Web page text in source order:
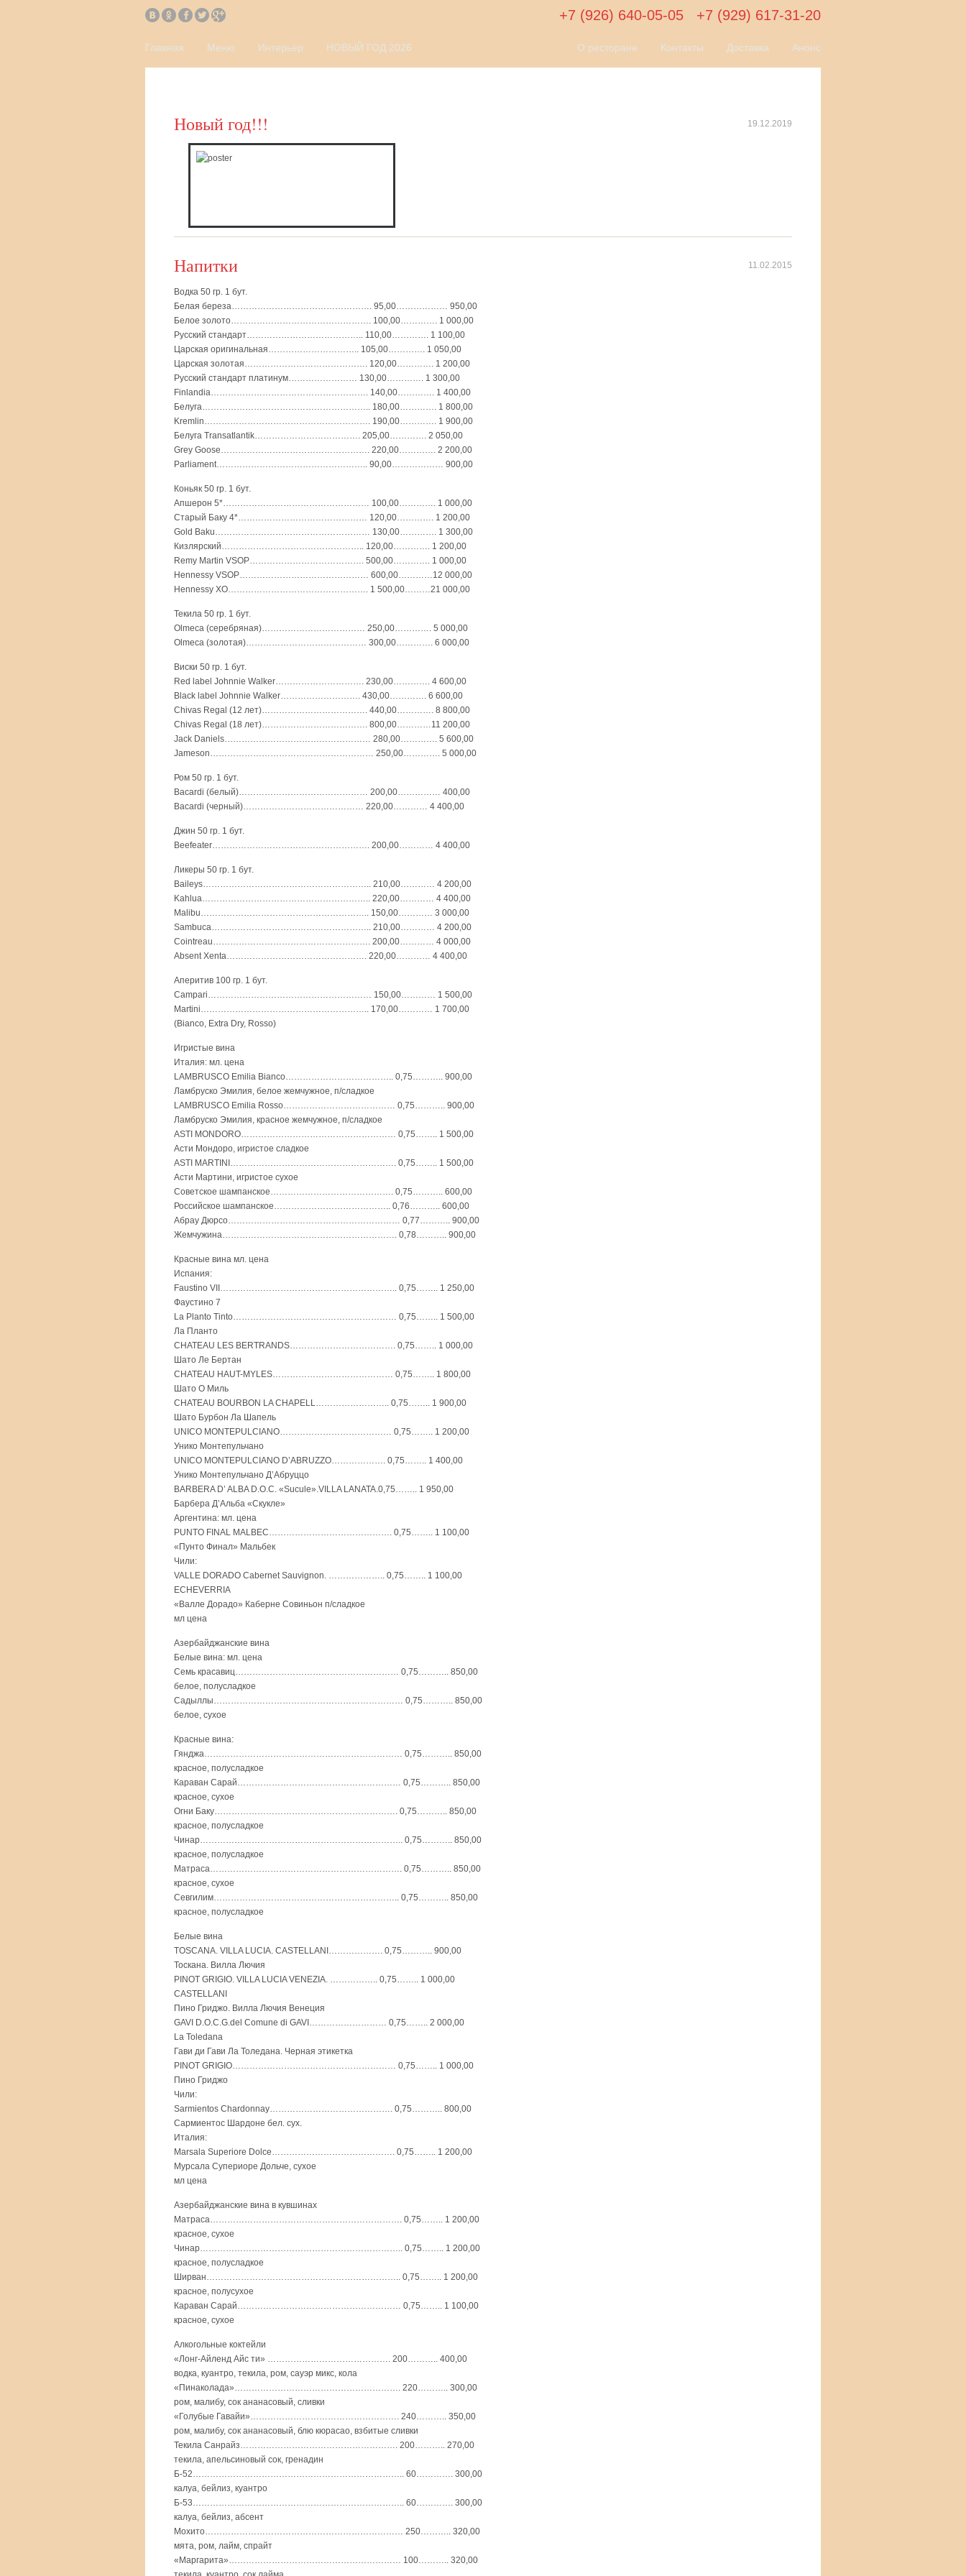
Главная Меню Интерьер НОВЫЙ ГОД 2026 Анонс
Доставка
Контакты
О ресторане
+7 (926) 640-05-05 +7 (929) 617-31-20
Новый год!!! 19.12.2019
Напитки 11.02.2015
Водка 50 гр. 1 бут.
Белая береза…………………………………………. 95,00……………… 950,00
Белое золото…………………………………………. 100,00…………. 1 000,00
Русский стандарт………………………………….. 110,00…………. 1 100,00
Царская оригинальная………………………….. 105,00…………. 1 050,00
Царская золотая……………………………………. 120,00…………. 1 200,00
Русский стандарт платинум…………………… 130,00…………. 1 300,00
Finlandia………………………………………………. 140,00…………. 1 400,00
Белуга………………………………………………….. 180,00…………. 1 800,00
Kremlin…………………………………………………. 190,00…………. 1 900,00
Белуга Transatlantik………………………………. 205,00…………. 2 050,00
Grey Goose……………………………………………. 220,00…………. 2 200,00
Parliament…………………………………………….. 90,00……………… 900,00
Коньяк 50 гр. 1 бут.
Апшерон 5*…………………………………………… 100,00…………. 1 000,00
Старый Баку 4*……………………………………… 120,00…………. 1 200,00
Gold Baku……………………………………………… 130,00…………. 1 300,00
Кизлярский………………………………………….. 120,00…………. 1 200,00
Remy Martin VSOP…………………………………. 500,00…………. 1 000,00
Hennessy VSOP……………………………………… 600,00…………12 000,00
Hennessy XO…………………………………………. 1 500,00………21 000,00
Текила 50 гр. 1 бут.
Olmeca (серебряная)……………………………… 250,00…………. 5 000,00
Olmeca (золотая)…………………………………… 300,00…………. 6 000,00
Виски 50 гр. 1 бут.
Red label Johnnie Walker…………………………. 230,00…………. 4 600,00
Black label Johnnie Walker………………………. 430,00…………. 6 600,00
Chivas Regal (12 лет)………………………………. 440,00…………. 8 800,00
Chivas Regal (18 лет)………………………………. 800,00…………11 200,00
Jack Daniels…………………………………………… 280,00…………. 5 600,00
Jameson………………………………………………… 250,00…………. 5 000,00
Ром 50 гр. 1 бут.
Bacardi (белый)……………………………………… 200,00…………… 400,00
Bacardi (черный)…………………………………… 220,00………… 4 400,00
Джин 50 гр. 1 бут.
Beefeater………………………………………………. 200,00………… 4 400,00
Ликеры 50 гр. 1 бут.
Baileys………………………………………………….. 210,00………… 4 200,00
Kahlua………………………………………………….. 220,00………… 4 400,00
Malibu………………………………………………….. 150,00………… 3 000,00
Sambuca……………………………………………….. 210,00………… 4 200,00
Cointreau………………………………………………. 200,00………… 4 000,00
Absent Xenta…………………………………………. 220,00………… 4 400,00
Аперитив 100 гр. 1 бут.
Campari………………………………………………… 150,00………… 1 500,00
Martini………………………………………………….. 170,00………… 1 700,00
(Bianco, Extra Dry, Rosso)
Игристые вина
Италия: мл. цена
LAMBRUSCO Emilia Bianco……………………………….. 0,75……….. 900,00
Ламбруско Эмилия, белое жемчужное, п/сладкое
LAMBRUSCO Emilia Rosso………………………………… 0,75……….. 900,00
Ламбруско Эмилия, красное жемчужное, п/сладкое
ASTI MONDORO……………………………………………… 0,75…….. 1 500,00
Асти Мондоро, игристое сладкое
ASTI MARTINI…………………………………………………. 0,75…….. 1 500,00
Асти Мартини, игристое сухое
Советское шампанское……………………………………. 0,75……….. 600,00
Российское шампанское………………………………….. 0,76……….. 600,00
Абрау Дюрсо…………………………………………………… 0,77……….. 900,00
Жемчужина……………………………………………………. 0,78……….. 900,00
Красные вина мл. цена
Испания:
Faustino VII…………………………………………………….. 0,75…….. 1 250,00
Фаустино 7
La Planto Tinto………………………………………………… 0,75…….. 1 500,00
Ла Планто
CHATEAU LES BERTRANDS………………………………. 0,75…….. 1 000,00
Шато Ле Бертан
CHATEAU HAUT-MYLES…………………………………… 0,75…….. 1 800,00
Шато О Миль
CHATEAU BOURBON LA CHAPELL…………………….. 0,75…….. 1 900,00
Шато Бурбон Ла Шапель
UNICO MONTEPULCIANO………………………………… 0,75…….. 1 200,00
Унико Монтепульчано
UNICO MONTEPULCIANO D’ABRUZZO………………. 0,75…….. 1 400,00
Унико Монтепульчано Д’Абруццо
BARBERA D’ ALBA D.O.C. «Sucule».VILLA LANATA.0,75…….. 1 950,00
Барбера Д’Альба «Скукле»
Аргентина: мл. цена
PUNTO FINAL MALBEC……………………………………. 0,75…….. 1 100,00
«Пунто Финал» Мальбек
Чили:
VALLE DORADO Cabernet Sauvignon. ……………….. 0,75…….. 1 100,00
ECHEVERRIA
«Валле Дорадо» Каберне Совиньон п/сладкое
мл цена
Азербайджанские вина
Белые вина: мл. цена
Семь красавиц………………………………………………… 0,75……….. 850,00
белое, полусладкое
Садыллы………………………………………………………… 0,75……….. 850,00
белое, сухое
Красные вина:
Гянджа…………………………………………………………… 0,75……….. 850,00
красное, полусладкое
Караван Сарай………………………………………………… 0,75……….. 850,00
красное, сухое
Огни Баку………………………………………………………. 0,75……….. 850,00
красное, полусладкое
Чинар…………………………………………………………….. 0,75……….. 850,00
красное, полусладкое
Матраса…………………………………………………………. 0,75……….. 850,00
красное, сухое
Севгилим……………………………………………………….. 0,75……….. 850,00
красное, полусладкое
Белые вина
TOSCANA. VILLA LUCIA. CASTELLANI………………. 0,75……….. 900,00
Тоскана. Вилла Лючия
PINOT GRIGIO. VILLA LUCIA VENEZIA. …………….. 0,75…….. 1 000,00
CASTELLANI
Пино Гриджо. Вилла Лючия Венеция
GAVI D.O.C.G.del Comune di GAVI……………………… 0,75…….. 2 000,00
La Toledana
Гави ди Гави Ла Толедана. Черная этикетка
PINOT GRIGIO………………………………………………… 0,75…….. 1 000,00
Пино Гриджо
Чили:
Sarmientos Chardonnay……………………………………. 0,75……….. 800,00
Сармиентос Шардоне бел. сух.
Италия:
Marsala Superiore Dolce……………………………………. 0,75…….. 1 200,00
Мурсала Супериоре Дольче, сухое
мл цена
Азербайджанские вина в кувшинах
Матраса…………………………………………………………. 0,75…….. 1 200,00
красное, сухое
Чинар…………………………………………………………….. 0,75…….. 1 200,00
красное, полусладкое
Ширван………………………………………………………….. 0,75…….. 1 200,00
красное, полусухое
Караван Сарай………………………………………………… 0,75…….. 1 100,00
красное, сухое
Алкогольные коктейли
«Лонг-Айленд Айс ти» ……………………………………. 200……….. 400,00
водка, куантро, текила, ром, сауэр микс, кола
«Пинаколада»…………………………………………………. 220……….. 300,00
ром, малибу, сок ананасовый, сливки
«Голубые Гавайи»……………………………………………. 240……….. 350,00
ром, малибу, сок ананасовый, блю кюрасао, взбитые сливки
Текила Санрайз………………………………………………. 200……….. 270,00
текила, апельсиновый сок, гренадин
Б-52……………………………………………………………….. 60…………. 300,00
калуа, бейлиз, куантро
Б-53……………………………………………………………….. 60…………. 300,00
калуа, бейлиз, абсент
Мохито…………………………………………………………… 250……….. 320,00
мята, ром, лайм, спрайт
«Маргарита»…………………………………………………… 100……….. 320,00